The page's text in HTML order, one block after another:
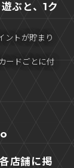
ぶと、1ク
ントが貯まり
ードごとに付
店舗に掲